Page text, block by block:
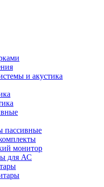
и акустика
пассивные
монитор
для АС